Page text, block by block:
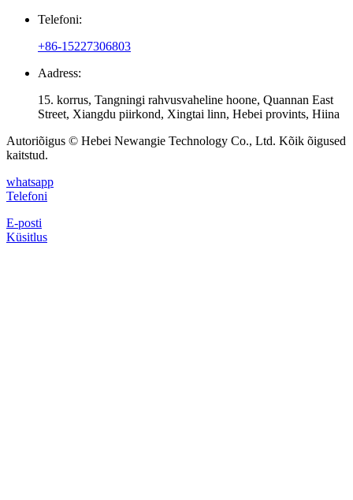
Telefoni:
+86-15227306803
Aadress:
15. korrus, Tangningi rahvusvaheline hoone, Quannan East
Street, Xiangdu piirkond, Xingtai linn, Hebei provints, Hiina
Autoriõigus © Hebei Newangie Technology Co., Ltd. Kõik õigused
kaitstud.
whatsapp
Telefoni
E-posti
Küsitlus